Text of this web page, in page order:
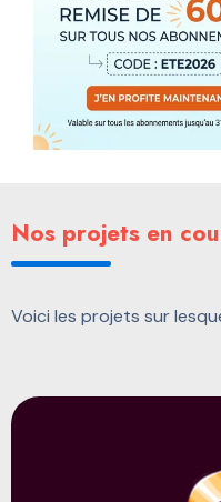
Nos projets en
Voici les projets sur